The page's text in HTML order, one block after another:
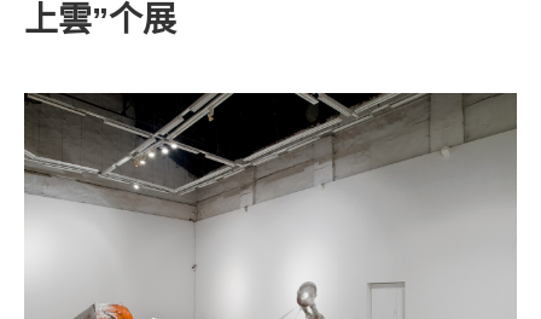
上雲”个展